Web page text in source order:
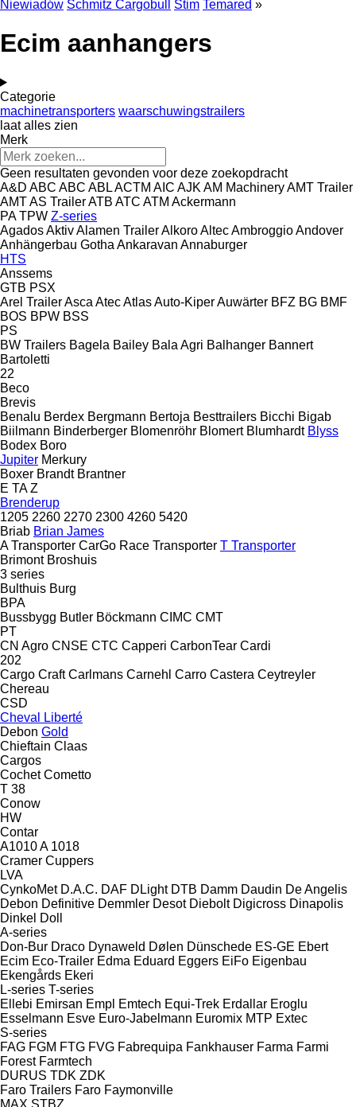
Niewiadów Schmitz Cargobull Stim Temared »
Ecim aanhangers
Categorie
machinetransporters waarschuwingstrailers
laat alles zien
Merk
Geen resultaten gevonden voor deze zoekopdracht
A&D ABC ABC ABLACTM AIC AJK AM MachineryAMT Trailer
AMTAS TrailerATB ATC ATM Ackermann
PA TPW Z-series
AgadosAktivAlamen TrailerAlkoroAltecAmbroggioAndover
Anhängerbau Gotha Ankaravan Annaburger
HTS
Anssems
GTB PSX
Arel TrailerAsca AtecAtlasAuto-KiperAuwärter BFZ BG BMF
BOS BPW BSS
PS
BW Trailers Bagela Bailey Bala Agri Balhanger Bannert
Bartoletti
22
Beco
Brevis
Benalu Berdex Bergmann Bertoja Besttrailers Bicchi Bigab
Biilmann Binderberger Blomenröhr Blomert Blumhardt Blyss
Bodex Boro
Jupiter Merkury
Boxer Brandt Brantner
E TA Z
Brenderup
1205 2260 2270 2300 4260 5420
Briab Brian James
A Transporter CarGo Race Transporter T Transporter
Brimont Broshuis
3 series
Bulthuis Burg
BPA
Bussbygg Butler Böckmann CIMC CMT
PT
CN Agro CNSE CTC Capperi CarbonTear Cardi
202
Cargo Craft Carlmans Carnehl Carro Castera Ceytreyler
Chereau
CSD
Cheval Liberté
Debon Gold
Chieftain Claas
Cargos
Cochet Cometto
T 38
Conow
HW
Contar
A1010A 1018
Cramer Cuppers
LVA
CynkoMet D.A.C. DAF DLight DTB Damm Daudin De Angelis
Debon Definitive Demmler Desot Diebolt Digicross Dinapolis
Dinkel Doll
A-series
Don-Bur Draco Dynaweld Dølen Dünschede ES-GE Ebert
Ecim Eco-Trailer Edma Eduard Eggers EiFo Eigenbau
Ekengårds Ekeri
L-series T-series
Ellebi Emirsan Empl Emtech Equi-Trek Erdallar Eroglu
Esselmann Esve Euro-Jabelmann Euromix MTP Extec
S-series
FAG FGM FTG FVG Fabrequipa Fankhauser Farma Farmi
Forest Farmtech
DURUS TDK ZDK
Faro Trailers Faro Faymonville
MAX STBZ